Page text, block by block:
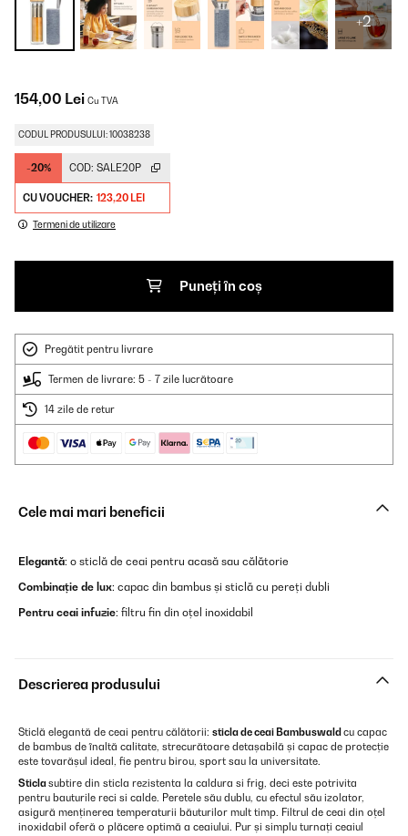
+2
154,00 Lei Cu TVA
CODUL PRODUSULUI: 10038238
-20% COD: SALE20P
CU VOUCHER: 123,20 LEI
Termeni de utilizare
Puneți în coș
Pregătit pentru livrare
Termen de livrare: 5 - 7 zile lucrătoare
14 zile de retur
Cele mai mari beneficii
Elegantă: o sticlă de ceai pentru acasă sau călătorie
Combinație de lux: capac din bambus și sticlă cu pereți dubli
Pentru ceai infuzie: filtru fin din oțel inoxidabil
Descrierea produsului
Sticlă elegantă de ceai pentru călătorii: sticla de ceai Bambuswald cu capac
de bambus de înaltă calitate, strecurătoare detașabilă și capac de protecție
este tovarășul ideal, fie pentru birou, sport sau la universitate.
Sticlasubtire din sticla rezistenta la caldura si frig, deci este potrivita
pentru bauturile reci si calde. Peretele său dublu, cu efectul său izolator,
asigură menținerea temperaturii băuturilor mult timp. Filtrul de ceai din oțel
inoxidabil oferă o plăcere optimă a ceaiului. Pur și simplu turnați ceaiul